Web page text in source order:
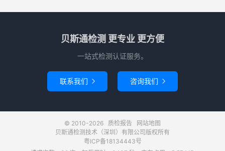
贝斯通检测 更专业 更方便
一站式检测认证服务。
联系我们  咨询我们 
© 2010-2026 质检报告
网站地图
贝斯通检测技术（深圳）有限公司版权所有
粤ICP备18134443号